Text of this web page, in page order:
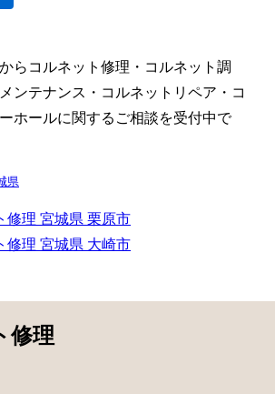
らコルネット修理・コルネット調
ンテナンス・コルネットリペア・コ
ホールに関するご相談を受付中で
県
修理 宮城県 栗原市
修理 宮城県 大崎市
修理